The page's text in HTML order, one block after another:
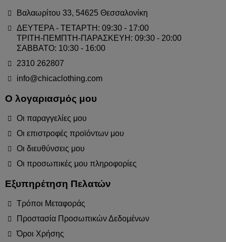
Βαλαωρίτου 33, 54625 Θεσσαλονίκη
ΔΕΥΤΕΡΑ - ΤΕΤΑΡΤΗ: 09:30 - 17:00
ΤΡΙΤΗ-ΠΕΜΠΤΗ-ΠΑΡΑΣΚΕΥΗ: 09:30 - 20:00
ΣΑΒΒΑΤΟ: 10:30 - 16:00
2310 262807
info@chicaclothing.com
Ο λογαριασμός μου
Οι παραγγελίες μου
Οι επιστροφές προϊόντων μου
Οι διευθύνσεις μου
Οι προσωπικές μου πληροφορίες
Εξυπηρέτηση Πελατών
Τρόποι Μεταφοράς
Προστασία Προσωπικών Δεδομένων
Όροι Χρήσης